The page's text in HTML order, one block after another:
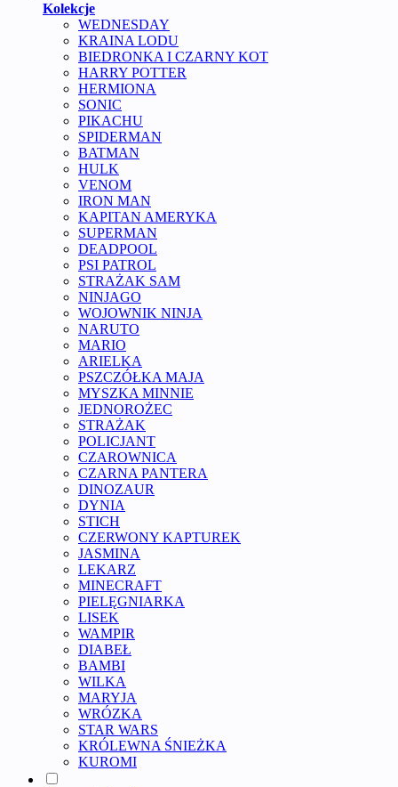
Kolekcje
WEDNESDAY
KRAINA LODU
BIEDRONKA I CZARNY KOT
HARRY POTTER
HERMIONA
SONIC
PIKACHU
SPIDERMAN
BATMAN
HULK
VENOM
IRON MAN
KAPITAN AMERYKA
SUPERMAN
DEADPOOL
PSI PATROL
STRAŻAK SAM
NINJAGO
WOJOWNIK NINJA
NARUTO
MARIO
ARIELKA
PSZCZÓŁKA MAJA
MYSZKA MINNIE
JEDNOROŻEC
STRAŻAK
POLICJANT
CZAROWNICA
CZARNA PANTERA
DINOZAUR
DYNIA
STICH
CZERWONY KAPTUREK
JASMINA
LEKARZ
MINECRAFT
PIELĘGNIARKA
LISEK
WAMPIR
DIABEŁ
BAMBI
WILKA
MARYJA
WRÓZKA
STAR WARS
KRÓLEWNA ŚNIEŻKA
KUROMI